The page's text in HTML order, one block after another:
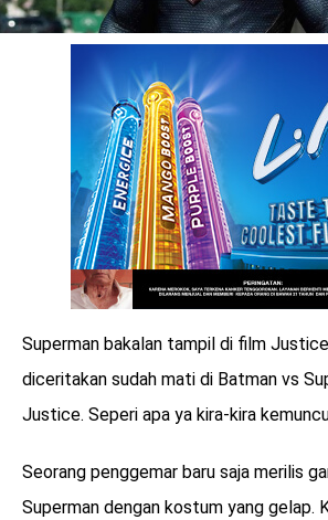
benefit
menarik
Superman bakalan tampil di film
diceritakan sudah mati di Batman vs
Justice. Seperi apa ya kira-kira
Seorang penggemar baru saja merilis
Superman dengan kostum yang gelap.